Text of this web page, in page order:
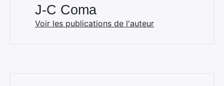
J-C Coma
Voir les publications de l'auteur